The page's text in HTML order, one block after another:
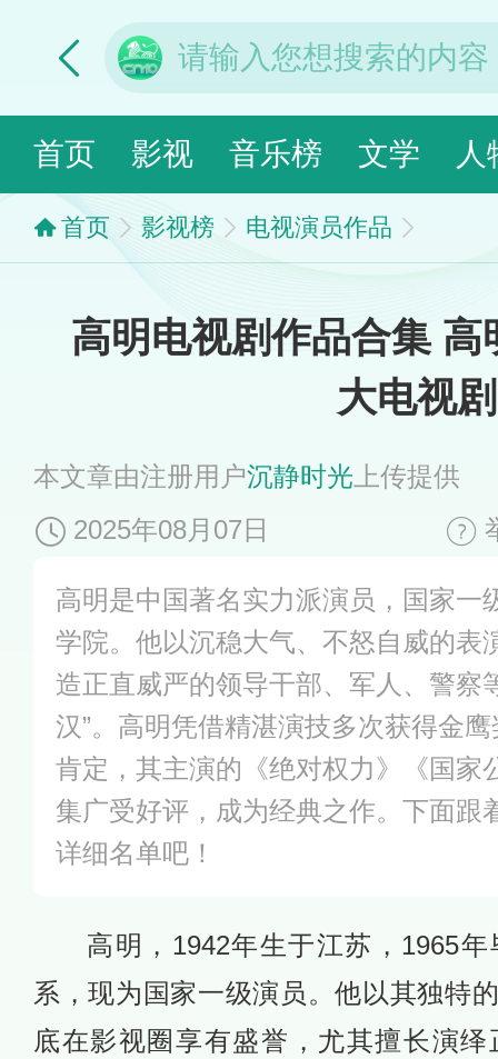
首页 影视 音乐榜 文学 人
首页 影视榜 电视演员作品
高明电视剧作品合集 高
大电视剧
本文章由注册用户沉静时光 上传提供
2025年08月07日
高明是中国著名实力派演员，国家一
学院。他以沉稳大气、不怒自威的表
造正直威严的领导干部、军人、警察
汉”。高明凭借精湛演技多次获得金
肯定，其主演的《绝对权力》《国家
集广受好评，成为经典之作。下面跟
详细名单吧！
高明，1942年生于江苏，1965
系，现为国家一级演员。他以其独特
底在影视圈享有盛誉，尤其擅长演